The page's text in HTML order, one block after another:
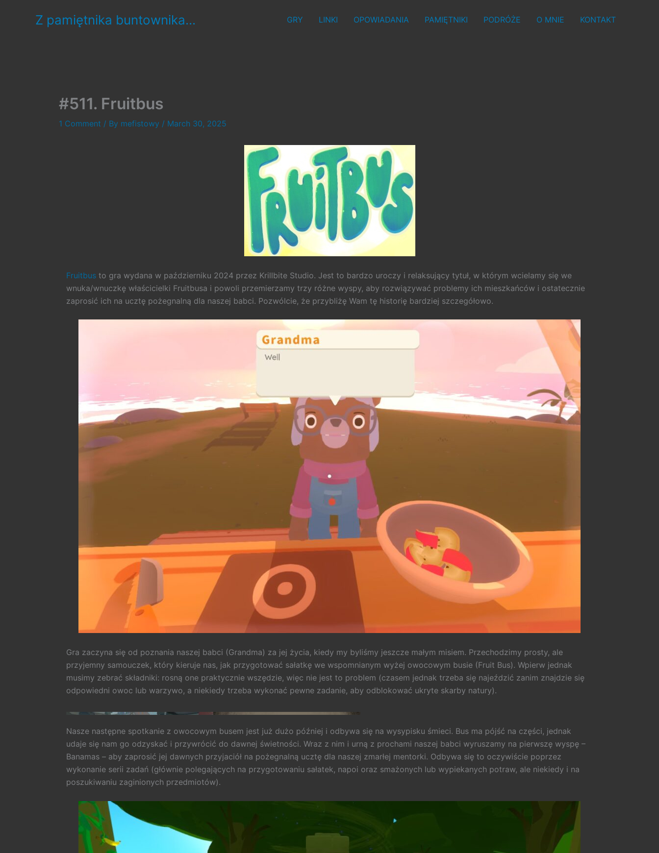
Z pamiętnika buntownika... GRY LINKI OPOWIADANIA PAMIĘTNIKI PODRÓŻE O MNIE KONTAKT
#511. Fruitbus
1 Comment / By mefistowy / March 30, 2025
Fruitbus to gra wydana w październiku 2024 przez Krillbite Studio. Jest to bardzo uroczy i relaksujący tytuł, w którym wcielamy się we
wnuka/wnuczkę właścicielki Fruitbusa i powoli przemierzamy trzy różne wyspy, aby rozwiązywać problemy ich mieszkańców i ostatecznie
zaprosić ich na ucztę pożegnalną dla naszej babci. Pozwólcie, że przybliżę Wam tę historię bardziej szczegółowo.
Gra zaczyna się od poznania naszej babci (Grandma) za jej życia, kiedy my byliśmy jeszcze małym misiem. Przechodzimy prosty, ale
przyjemny samouczek, który kieruje nas, jak przygotować sałatkę we wspomnianym wyżej owocowym busie (Fruit Bus). Wpierw jednak
musimy zebrać składniki: rosną one praktycznie wszędzie, więc nie jest to problem (czasem jednak trzeba się najeździć zanim znajdzie się
odpowiedni owoc lub warzywo, a niekiedy trzeba wykonać pewne zadanie, aby odblokować ukryte skarby natury).
Nasze następne spotkanie z owocowym busem jest już dużo później i odbywa się na wysypisku śmieci. Bus ma pójść na części, jednak
udaje się nam go odzyskać i przywrócić do dawnej świetności. Wraz z nim i urną z prochami naszej babci wyruszamy na pierwszę wyspę –
Banamas – aby zaprosić jej dawnych przyjaciół na pożegnalną ucztę dla naszej zmarłej mentorki. Odbywa się to oczywiście poprzez
wykonanie serii zadań (głównie polegających na przygotowaniu sałatek, napoi oraz smażonych lub wypiekanych potraw, ale niekiedy i na
poszukiwaniu zaginionych przedmiotów).